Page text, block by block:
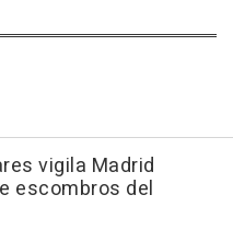
vigila Madrid
escombros del